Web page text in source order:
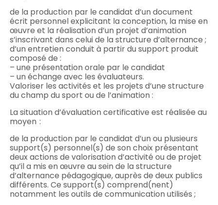
de la production par le candidat d’un document
écrit personnel explicitant la conception, la mise en
œuvre et la réalisation d’un projet d’animation
s’inscrivant dans celui de la structure d’alternance ;
d’un entretien conduit à partir du support produit
composé de :
– une présentation orale par le candidat
– un échange avec les évaluateurs.
Valoriser les activités et les projets d’une structure
du champ du sport ou de l’animation :
La situation d’évaluation certificative est réalisée au
moyen :
de la production par le candidat d’un ou plusieurs
support(s) personnel(s) de son choix présentant
deux actions de valorisation d’activité ou de projet
qu’il a mis en œuvre au sein de la structure
d’alternance pédagogique, auprès de deux publics
différents. Ce support(s) comprend(nent)
notamment les outils de communication utilisés ;